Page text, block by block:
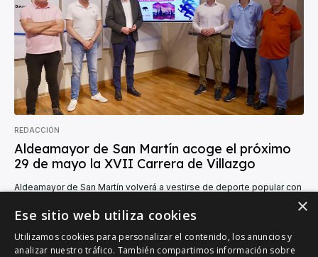
REDACCIÓN
Aldeamayor de San Martín acoge el próximo
29 de mayo la XVII Carrera de Villazgo
Aldeamayor de San Martín volverá a vestirse de deporte popular con
en...
×
Ese sitio web utiliza cookies
Utilizamos cookies para personalizar el contenido, los anuncios y
analizar nuestro tráfico. También compartimos información sobre